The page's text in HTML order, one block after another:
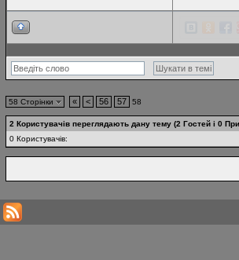
58 Сторінки « < 56 57 58
2 Користувачів переглядають дану тему (2 Гостей і 0
0 Користувачів: